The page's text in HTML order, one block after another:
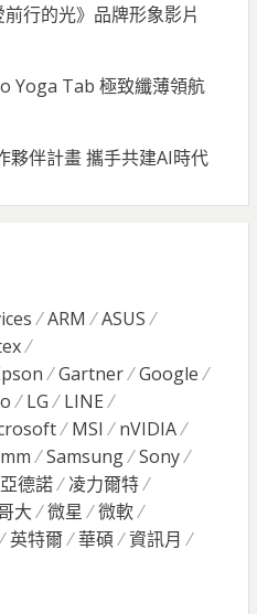
行的光》品牌形象影片
Yoga Tab 極致纖薄領航
夥伴計畫 攜手共建AI時代
ARM
ASUS
Gartner
Google
LG
LINE
MSI
nVIDIA
Samsung
Sony
亞德諾
凌力爾特
大 微星
微軟
英特爾 華碩
資訊月